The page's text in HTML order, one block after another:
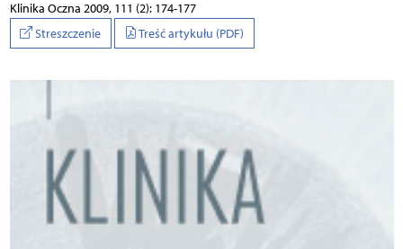
Klinika Oczna 2009, 111 (2): 174-177
Streszczenie
Treść artykułu (PDF)